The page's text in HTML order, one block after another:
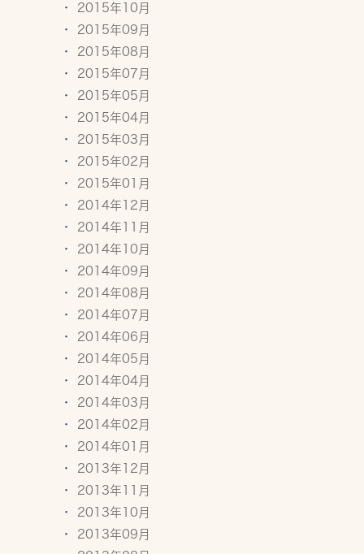
2015年10月
2015年09月
2015年08月
2015年07月
2015年05月
2015年04月
2015年03月
2015年02月
2015年01月
2014年12月
2014年11月
2014年10月
2014年09月
2014年08月
2014年07月
2014年06月
2014年05月
2014年04月
2014年03月
2014年02月
2014年01月
2013年12月
2013年11月
2013年10月
2013年09月